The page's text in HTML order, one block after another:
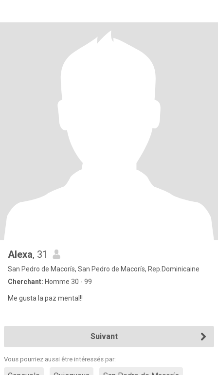
Alexa, 31
San Pedro de Macorís, San Pedro de Macorís, Rep.Dominicaine
Cherchant: Homme 30 - 99
Me gusta la paz mental!!
Suivant
Vous pourriez aussi être intéressés par: